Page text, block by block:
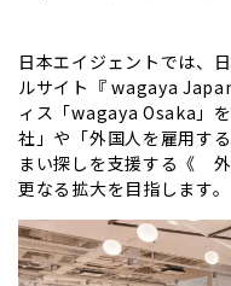
日本エイジェントでは、
ルサイト『 wagaya
ィス「wagaya Osaka」
社」や「外国人を雇用す
まい探しを支援する《
更なる拡大を目指します。